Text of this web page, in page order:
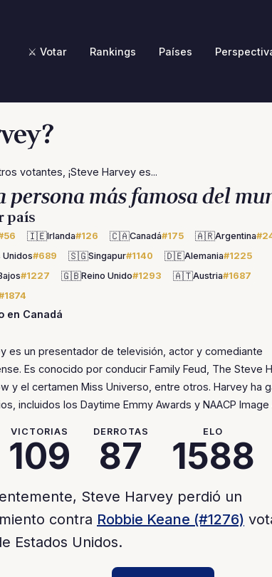
⚔️ Votar Rankings Países
votantes, ¡Steve Harvey es...
persona más famosa del
país
🇮🇪Irlanda#126 🇨🇦Canadá#175 🇦🇷Argentina
Unidos#689 🇸🇬Singapur#1140 🇩🇪Alemania#1225
#1227 🇬🇧Reino Unido#1293 🇦🇹Austria#1687
en Canadá
es un presentador de televisión, actor y comediante
Es conocido por conducir Family Feud, The Steve
y el certamen Miss Universo, entre otros. Harvey ha
incluidos los Daytime Emmy Awards y NAACP Image
VICTORIAS
109
DERROTAS
87
ELO
1588
Steve Harvey perdió un
contra Robbie Keane (#1276)
Estados Unidos.